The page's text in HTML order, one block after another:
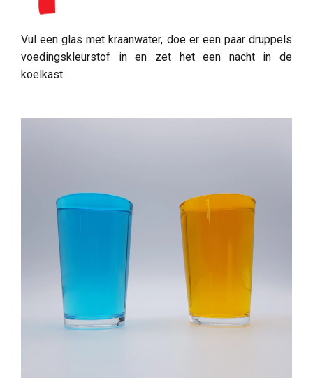
Vul een glas met kraanwater, doe er een paar druppels
voedingskleurstof in en zet het een nacht in de
koelkast.